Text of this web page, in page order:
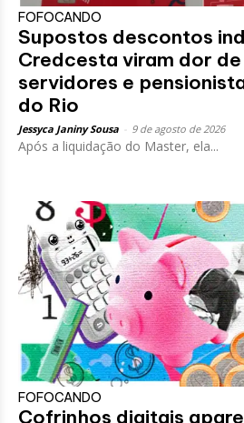
FOFOCANDO
Supostos descontos
Credcesta viram dor
servidores e
do Rio
Jessyca Janiny Sousa 9 de agosto de 2026
Após a liquidação do Master, ela...
FOFOCANDO
Cofrinhos digitais